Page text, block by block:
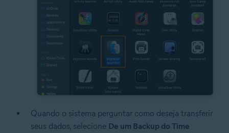
Quando o sistema perguntar como deseja transferir
seus dados, selecione De um Backup do Time